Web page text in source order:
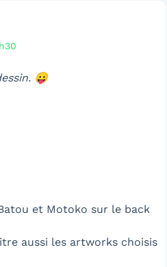
😛
et Motoko sur le back
aussi les artworks choisis